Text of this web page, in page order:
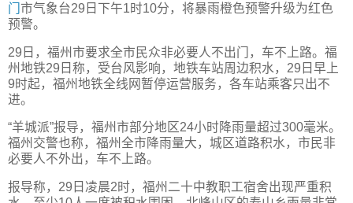
门 市气象台29日下午1时10分，将暴雨橙色预警升级为红色
预警。
29日，福州市要求全市民众非必要人不出门，车不上路。福
州地铁29日称，受台风影响，地铁车站周边积水，29日早上
9时起，福州地铁全线网暂停运营服务，各车站乘客只出不
进。
“羊城派”报导，福州市部分地区24小时降雨量超过300毫米。
福州交警也称，福州全市降雨量大，城区道路积水，市民非
必要人不外出，车不上路。
报导称，29日凌晨2时，福州二十中教职工宿舍出现严重积